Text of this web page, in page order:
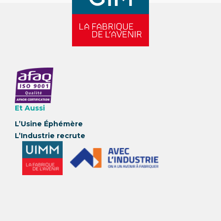
Et Aussi
L’Usine Éphémère
L’Industrie recrute